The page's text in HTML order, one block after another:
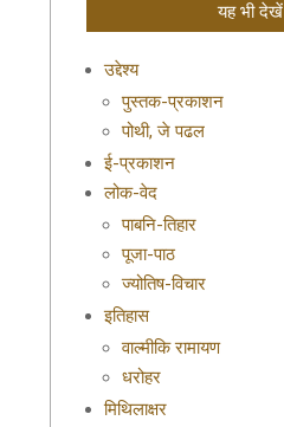
यह भी देखें
उद्देश्य
पुस्तक-प्रकाशन
पोथी, जे पढल
ई-प्रकाशन
लोक-वेद
पाबनि-तिहार
पूजा-पाठ
ज्योतिष-विचार
इतिहास
वाल्मीकि रामायण
धरोहर
मिथिलाक्षर